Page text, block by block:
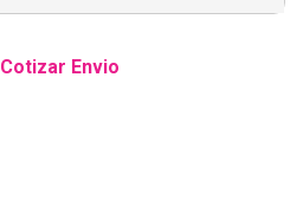
Cotizar Envio